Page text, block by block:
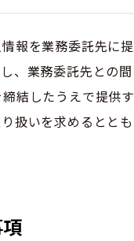
報を業務委託先に提
、業務委託先との間
結したうえで提供す
扱いを求めるととも